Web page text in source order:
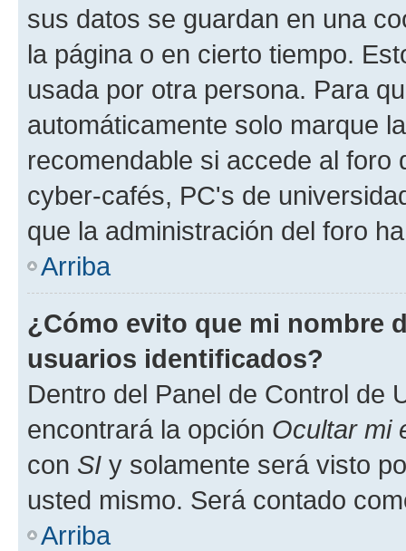
sus datos se guardan en una
la página o en cierto tiempo.
usada por otra persona. Para
automáticamente solo marque
recomendable si accede al foro
cyber-cafés, PC's de
que la administración del foro
Arriba
¿Cómo evito que mi nombre
usuarios identificados?
Dentro del Panel de Control de
encontrará la opción Ocultar mi
con SI y solamente será visto
usted mismo. Será contado
Arriba